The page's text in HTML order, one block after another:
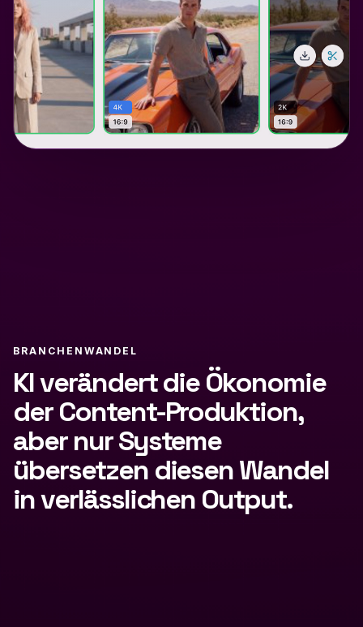
BRANCHENWANDEL
KI verändert die Ökonomie
der Content-Produktion,
aber nur Systeme
übersetzen diesen Wandel
in verlässlichen Output.